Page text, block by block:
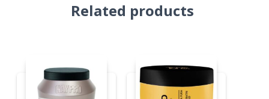
Related products